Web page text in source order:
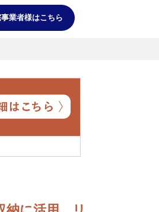
業者様はこちら